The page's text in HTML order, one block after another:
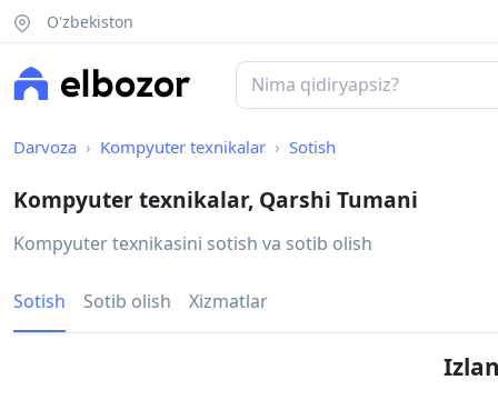
O'zbekiston
Darvoza Kompyuter texnikalar Sotish
Kompyuter texnikalar, Qarshi Tumani
Kompyuter texnikasini sotish va sotib olish
Sotish Sotib olish Xizmatlar